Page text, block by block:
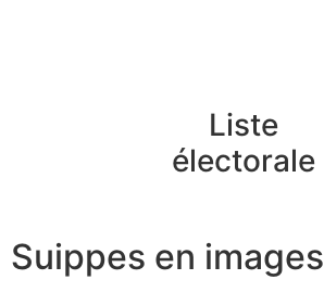
Liste
électorale
Suippes en images